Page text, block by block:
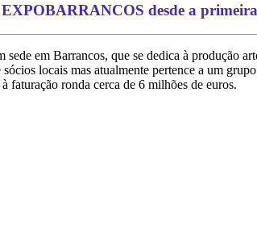
desde a
sede em Barrancos, que se dedica à produção
locais mas atualmente pertence a um
faturação ronda cerca de 6 milhões de euros.